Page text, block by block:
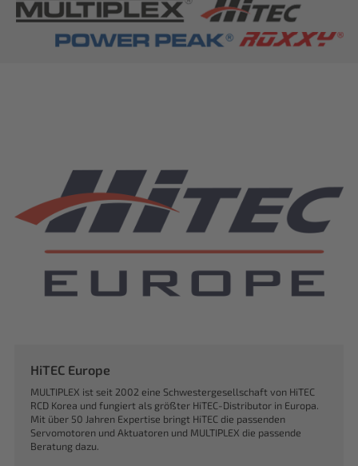
HiTEC Europe
MULTIPLEX ist seit 2002 eine Schwestergesellschaft von HiTEC
RCD Korea und fungiert als größter HiTEC-Distributor in Europa.
Mit über 50 Jahren Expertise bringt HiTEC die passenden
Servomotoren und Aktuatoren und MULTIPLEX die passende
Beratung dazu.